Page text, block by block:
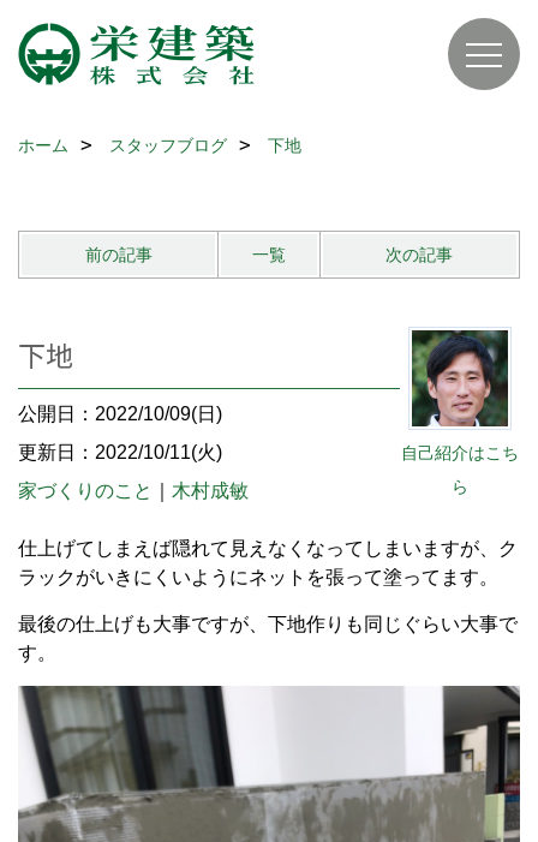
ホーム スタッフブログ 下地
前の記事 一覧 次の記事
自己紹介はこち
ら
下地
公開日：2022/10/09(日)
更新日：2022/10/11(火)
家づくりのこと
木村成敏
仕上げてしまえば隠れて見えなくなってしまいますが、ク
ラックがいきにくいようにネットを張って塗ってます。
最後の仕上げも大事ですが、下地作りも同じぐらい大事で
す。